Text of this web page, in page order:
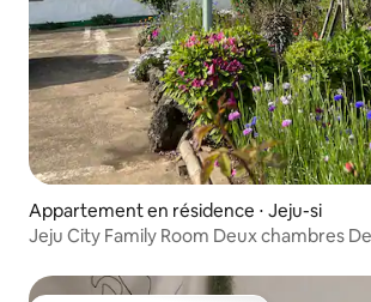
Appartement en résidence ⋅ Jeju-si
Jeju City Family Room Deux chambres